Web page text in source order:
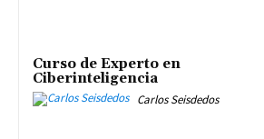
Curso de Experto en
Ciberinteligencia
Carlos Seisdedos